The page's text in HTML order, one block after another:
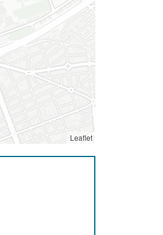
Leaflet